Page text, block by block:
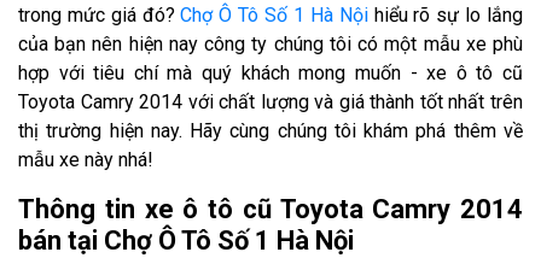
trong mức giá đó?Chợ Ô Tô Số 1 Hà Nộihiểu rõ sự lo lắng
của bạn nên hiện nay công ty chúng tôi có một mẫu xe phù
hợp với tiêu chí mà quý khách mong muốn - xe ô tô cũ
Toyota Camry 2014 với chất lượng và giá thành tốt nhất trên
thị trường hiện nay. Hãy cùng chúng tôi khám phá thêm về
mẫu xe này nhá!
Thông tin xe ô tô cũ Toyota Camry 2014
bán tại Chợ Ô Tô Số 1 Hà Nội